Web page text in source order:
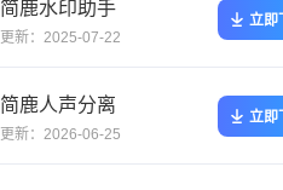
简鹿水印助手
更新：2025-07-22
立即
简鹿人声分离
更新：2026-06-25
立即